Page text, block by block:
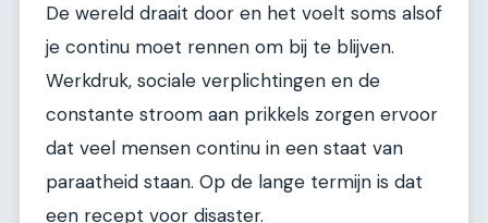
De wereld draait door en het voelt soms alsof
je continu moet rennen om bij te blijven.
Werkdruk, sociale verplichtingen en de
constante stroom aan prikkels zorgen ervoor
dat veel mensen continu in een staat van
paraatheid staan. Op de lange termijn is dat
een recept voor disaster.